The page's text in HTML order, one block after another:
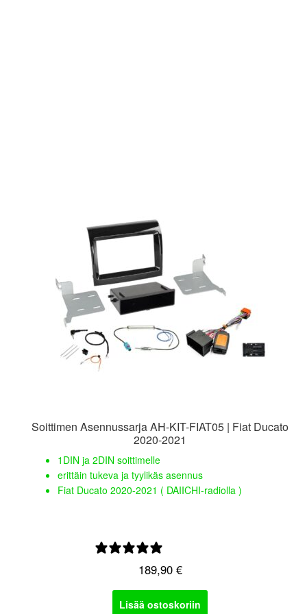
Soittimen Asennussarja AH-KIT-FIAT05 | Fiat Ducato
2020-2021
1DIN ja 2DIN soittimelle
erittäin tukeva ja tyylikäs asennus
Fiat Ducato 2020-2021 ( DAIICHI-radiolla )
189,90 €
Lisää ostoskoriin